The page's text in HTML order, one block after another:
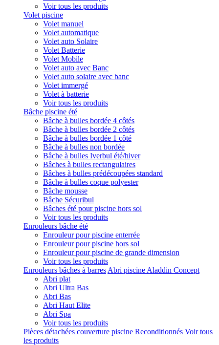
Voir tous les produits
Volet piscine
Volet manuel
Volet automatique
Volet auto Solaire
Volet Batterie
Volet Mobile
Volet auto avec Banc
Volet auto solaire avec banc
Volet immergé
Volet à batterie
Voir tous les produits
Bâche piscine été
Bâche à bulles bordée 4 côtés
Bâche à bulles bordée 2 côtés
Bâche à bulles bordée 1 côté
Bâche à bulles non bordée
Bâche à bulles Iverbul été/hiver
Bâches à bulles rectangulaires
Bâches à bulles prédécoupées standard
Bâche à bulles coque polyester
Bâche mousse
Bâche Sécuribul
Bâches été pour piscine hors sol
Voir tous les produits
Enrouleurs bâche été
Enrouleur pour piscine enterrée
Enrouleur pour piscine hors sol
Enrouleur pour piscine de grande dimension
Voir tous les produits
Enrouleurs bâches à barres Abri piscine Aladdin Concept
Abri plat
Abri Ultra Bas
Abri Bas
Abri Haut Elite
Abri Spa
Voir tous les produits
Pièces détachées couverture piscine Reconditionnés Voir tous
les produits